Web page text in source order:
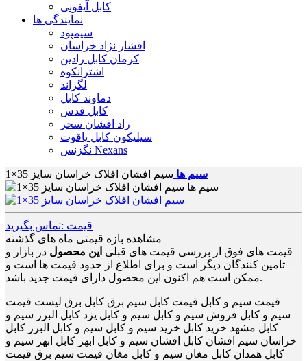
کابل آیفونی
نمایندگی ها
سیمپود
افشار نژاد خراسان
کرمان کابل رادین
اشترانکوه
لگراند
دماوند کابل
کابل قدس
راد افشان سحر
سیلیکون کابل یاقوت
نگزنس Nexans
سیم ها سیم افشان افلاک خراسان سایز 35×1
قیمت :تماس بگیرید
مشاهده بازه قیمتی ماه های گذشته
قیمت های فوق از بررسی قیمت های قبلی این محصول در بازار و
تامین کنندگان دیگر است و برای اطلاع از حدود قیمت ها است و
ممکن است هم اکنون این محصول دارای قیمت جدید باشد.
قیمت سیم و کابل قیمت کابل سیم برق کابل برق لیست قیمت
سیم و کابل فروش سیم و کابل سیم و کابل یزد کابل البرز سیم و
کابل مشهد خرید کابل خرید سیم و کابل سیم و کابل البرز کابل
خراسان سیم افشان کابل افشان سیم و کابل ابهر کابل ابهر سیم و
کابل همدان کابل مغان سیم و کابل مغان قیمت سیم برق قیمت